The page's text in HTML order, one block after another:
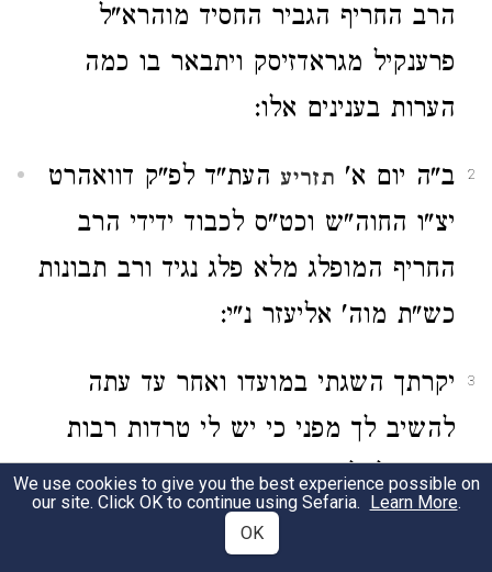
הרב החריף הגביר החסיד מוהרא"ל
פרענקיל מגראדזיסק ויתבאר בו כמה
הערות בענינים אלו:
2 ב"ה יום א' תזריע העת"ד לפ"ק דוואהרט
יצ"ו החוה"ש וכט"ס לכבוד ידידי הרב
החריף המופלג מלא פלג נגיד ורב תבונות
כש"ת מוה' אליעזר נ"י:
3
יקרתך השגתי במועדו ואחר עד עתה
להשיב לך מפני כי יש לי טרדות רבות
אמנם לבל תחשוב כי דבריך ח"ו אינם
ספונים וחשובים בעיני גערתי בהמון
We use cookies to give you the best experience possible on
our site. Click OK to continue using Sefaria. Learn More.
OK